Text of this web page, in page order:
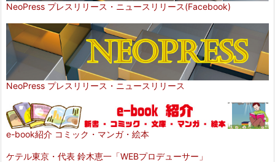
NeoPress プレスリリース・ニュースリリース(Facebook)
NeoPress プレスリリース・ニュースリリース
e-book紹介 コミック・マンガ・絵本
ケテル東京・代表 鈴木恵一「WEBプロデューサー」